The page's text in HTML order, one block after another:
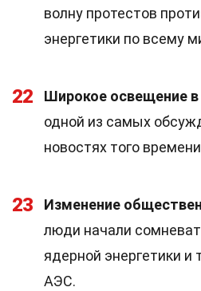
волну протестов
энергетики по всему
22 Широкое освещение
одной из самых
новостях того
23 Изменение
люди начали
ядерной энергетики и
АЭС.